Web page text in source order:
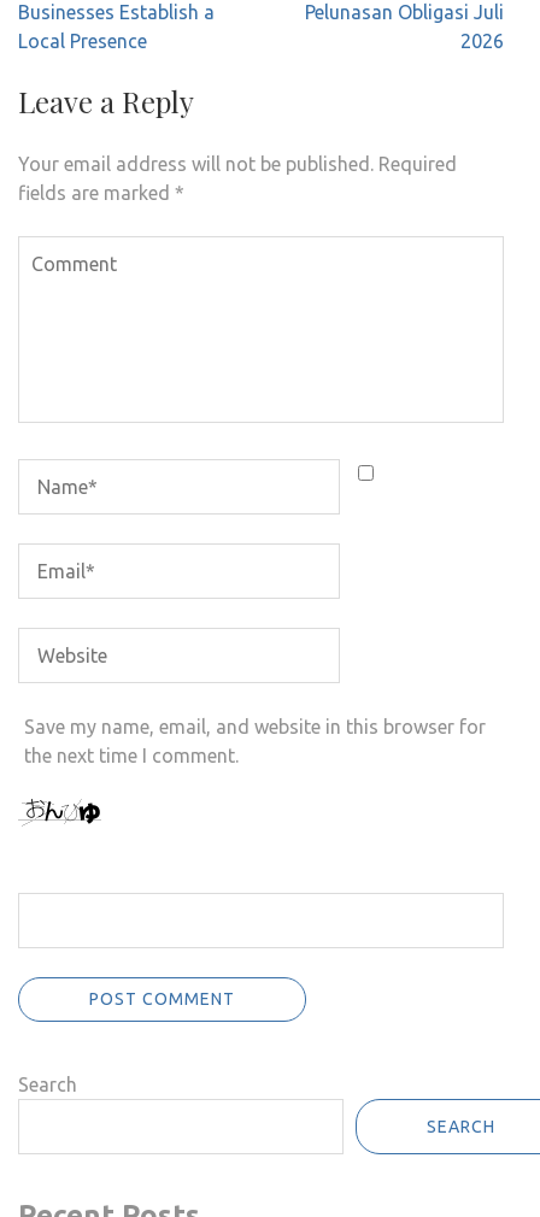
Businesses Establish a
Local Presence
Pelunasan Obligasi Juli
2026
Leave a Reply
Your email address will not be published. Required
fields are marked *
Save my name, email, and website in this browser for
the next time I comment.
Search
SEARCH